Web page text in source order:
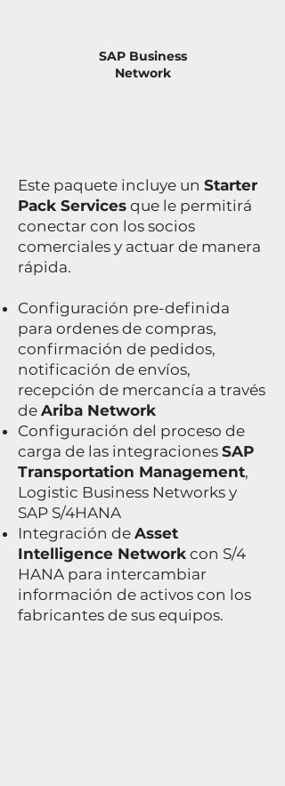
SAP Business
Network
Este paquete incluye un Starter
Pack Services que le permitirá
conectar con los socios
comerciales y actuar de manera
rápida.
Configuración pre-definida
para ordenes de compras,
confirmación de pedidos,
notificación de envíos,
recepción de mercancía a través
de Ariba Network
Configuración del proceso de
carga de las integraciones SAP
Transportation Management,
Logistic Business Networks y
SAP S/4HANA
Integración de Asset
Intelligence Network con S/4
HANA para intercambiar
información de activos con los
fabricantes de sus equipos.